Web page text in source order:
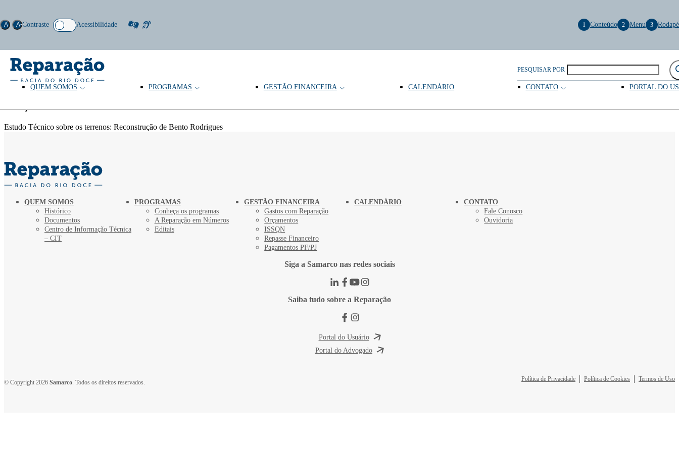
PESQUISAR POR
QUEM SOMOS PROGRAMAS GESTÃO FINANCEIRA CALENDÁRIO CONTATO PORTAL DO
Acessibilidade
A- A+Contraste 1 Conteúdo 2 Menu 3 Rodapé
Estudo Técnico sobre os terrenos: Reconstrução de Bento Rodrigues
QUEM SOMOS
Histórico
Documentos
Centro de Informação Técnica
– CIT
PROGRAMAS
Conheça os programas
A Reparação em Números
Editais
GESTÃO FINANCEIRA
Gastos com Reparação
Orçamentos
ISSQN
Repasse Financeiro
Pagamentos PF/PJ
CALENDÁRIO
CONTATO
Fale Conosco
Ouvidoria
Siga a Samarco nas redes sociais
Saiba tudo sobre a Reparação
Portal do Usuário
Portal do Advogado
© Copyright 2026 Samarco . Todos os direitos reservados. Política de Privacidade Política de Cookies Termos de Uso